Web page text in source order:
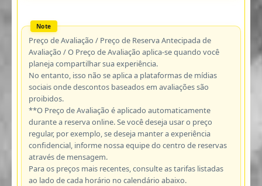
Preço de Avaliação / Preço de Reserva Antecipada de
Avaliação / O Preço de Avaliação aplica-se quando você
planeja compartilhar sua experiência.
No entanto, isso não se aplica a plataformas de mídias
sociais onde descontos baseados em avaliações são
proibidos.
**O Preço de Avaliação é aplicado automaticamente
durante a reserva online. Se você deseja usar o preço
regular, por exemplo, se deseja manter a experiência
confidencial, informe nossa equipe do centro de reservas
através de mensagem.
Para os preços mais recentes, consulte as tarifas listadas
ao lado de cada horário no calendário abaixo.